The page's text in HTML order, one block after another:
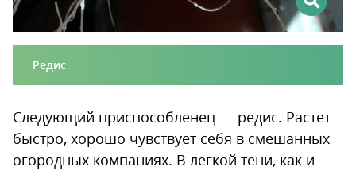
Редис
Следующий приспособленец — редис. Растет
быстро, хорошо чувствует себя в смешанных
огородных компаниях. В легкой тени, как и